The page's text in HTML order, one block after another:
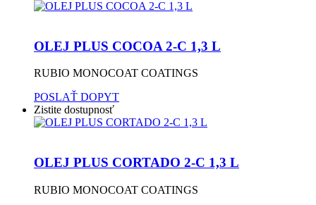
OLEJ PLUS COCOA 2-C 1,3 L
RUBIO MONOCOAT COATINGS
POSLAŤ DOPYT
Zistite dostupnosť
OLEJ PLUS CORTADO 2-C 1,3 L
RUBIO MONOCOAT COATINGS